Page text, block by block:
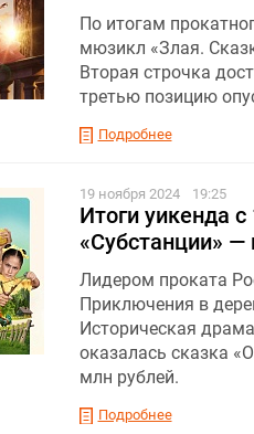
По итогам
мюзикл «Злая.
Вторая строчка
третью позицию
Подробнее
19 ноября 2024 19:25
Итоги уикенда
«Субстанции»
Лидером проката
Приключения в
Историческая
оказалась сказка
млн рублей.
Подробнее